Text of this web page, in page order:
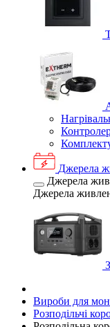
Джерела
Джерела
Джерела
Вироби для
Розподільчі